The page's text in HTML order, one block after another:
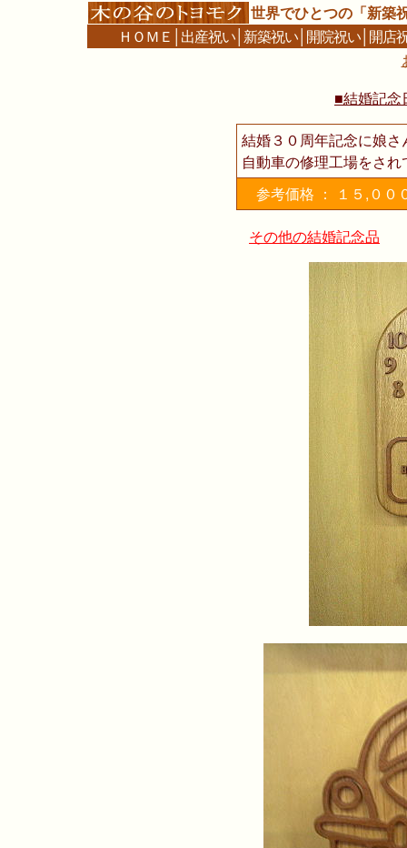
世界でひとつの「新築
ＨＯＭＥ 出産祝い 新築祝い 開院祝い 開店
■結婚記念
結婚３０周年記念に娘
自動車の修理工場をさ
参考価格 ： １５,０
その他の結婚記念品